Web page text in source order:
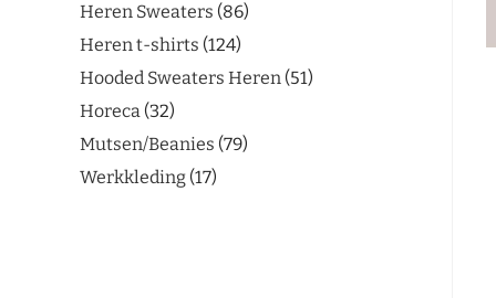
Heren Sweaters 86
Heren t-shirts 124
Hooded Sweaters Heren 51
Horeca 32
Mutsen/Beanies 79
Werkkleding 17